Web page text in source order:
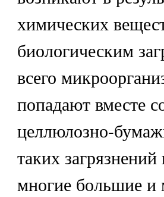
химических
биологическим
всего
попадают вместе
целлюлозно-
таких
многие большие и